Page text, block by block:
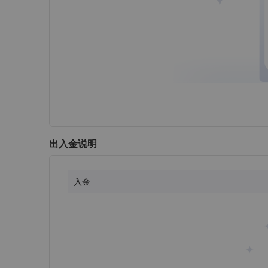
出入金说明
入金